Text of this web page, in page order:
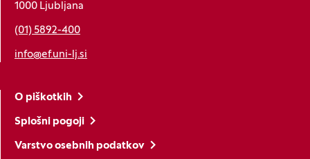
1000 Ljubljana
(01) 5892-400
info@ef.uni-lj.si
O piškotkih
Splošni pogoji
Varstvo osebnih podatkov